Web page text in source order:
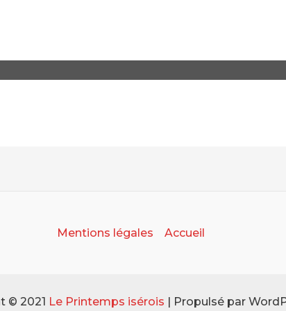
Mentions légales Accueil
© 2021 Le Printemps isérois | Propulsé par